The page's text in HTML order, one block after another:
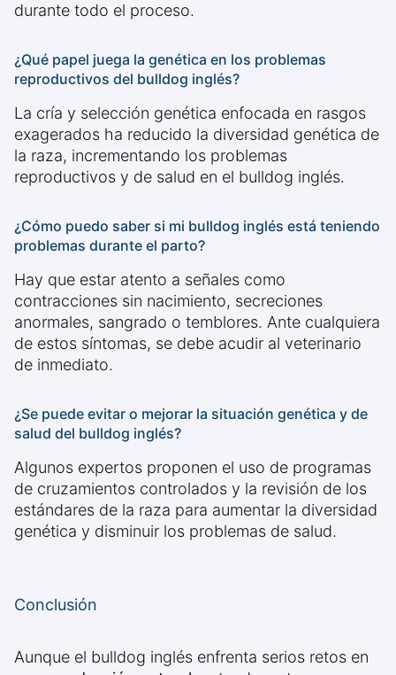
durante todo el proceso.
¿Qué papel juega la genética en los problemas
reproductivos del bulldog inglés?
La cría y selección genética enfocada en rasgos
exagerados ha reducido la diversidad genética de
la raza, incrementando los problemas
reproductivos y de salud en el bulldog inglés.
¿Cómo puedo saber si mi bulldog inglés está teniendo
problemas durante el parto?
Hay que estar atento a señales como
contracciones sin nacimiento, secreciones
anormales, sangrado o temblores. Ante cualquiera
de estos síntomas, se debe acudir al veterinario
de inmediato.
¿Se puede evitar o mejorar la situación genética y de
salud del bulldog inglés?
Algunos expertos proponen el uso de programas
de cruzamientos controlados y la revisión de los
estándares de la raza para aumentar la diversidad
genética y disminuir los problemas de salud.
Conclusión
Aunque el bulldog inglés enfrenta serios retos en